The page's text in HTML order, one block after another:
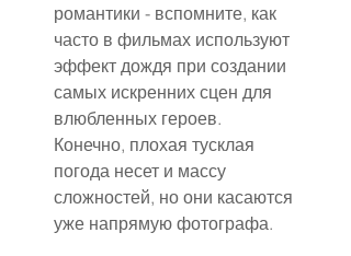
романтики - вспомните, как
часто в фильмах используют
эффект дождя при создании
самых искренних сцен для
влюбленных героев.
Конечно, плохая тусклая
погода несет и массу
сложностей, но они касаются
уже напрямую фотографа.